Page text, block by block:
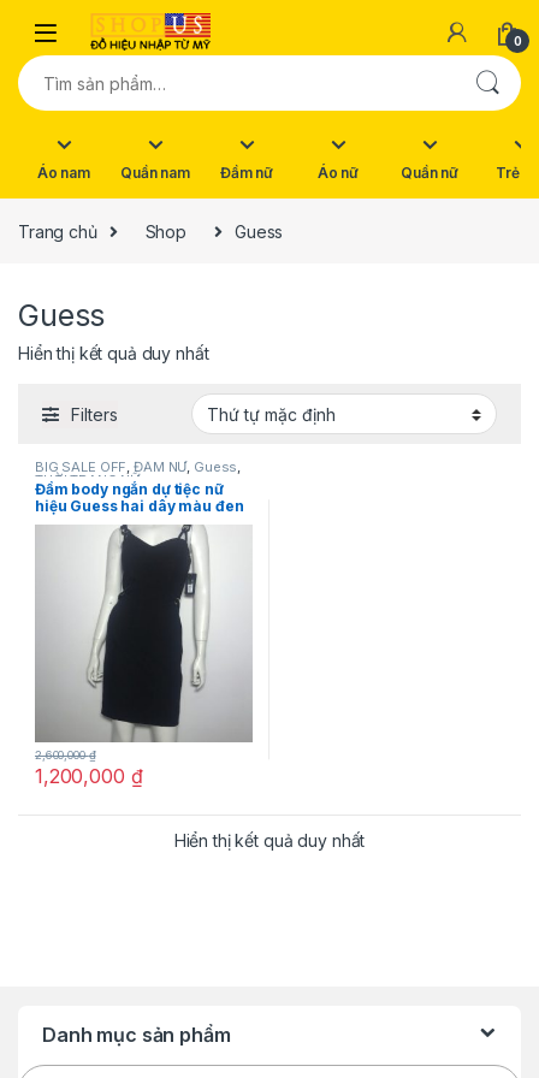
Skip to navigation
Skip to content
0
Tìm kiếm:
Áo nam Quần nam Đầm nữ Áo nữ Quần nữ Trẻ
Trang chủ Shop Guess
Guess
Hiển thị kết quả duy nhất
Filters
BIG SALE OFF,ĐẦM NỮ, Guess,
THỜI TRANG NỮ
Đầm body ngắn dự tiệc nữ
hiệu Guess hai dây màu đen
size 4 chính hãng
1,200,000 ₫
2,600,000₫
Hiển thị kết quả duy nhất
Danh mục sản phẩm